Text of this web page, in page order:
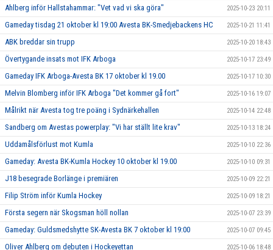
Ahlberg inför Hallstahammar: "Vet vad vi ska göra" 2025-10-23 20:11
Gameday tisdag 21 oktober kl 19:00 Avesta BK-Smedjebackens HC 2025-10-21 11:41
ABK breddar sin trupp 2025-10-20 18:43
Övertygande insats mot IFK Arboga 2025-10-17 23:49
Gameday IFK Arboga-Avesta BK 17 oktober kl 19.00 2025-10-17 10:30
Melvin Blomberg inför IFK Arboga "Det kommer gå fort" 2025-10-16 19:07
Målrikt när Avesta tog tre poäng i Sydnärkehallen 2025-10-14 22:48
Sandberg om Avestas powerplay: "Vi har ställt lite krav" 2025-10-13 18:24
Uddamålsförlust mot Kumla 2025-10-10 22:36
Gameday: Avesta BK-Kumla Hockey 10 oktober kl 19.00 2025-10-10 09:31
J18 besegrade Borlänge i premiären 2025-10-09 22:21
Filip Ström inför Kumla Hockey 2025-10-09 18:21
Första segern när Skogsman höll nollan 2025-10-07 23:39
Gameday: Guldsmedshytte SK-Avesta BK 7 oktober kl 19:00 2025-10-07 09:45
Oliver Ahlberg om debuten i Hockeyettan 2025-10-06 18:48